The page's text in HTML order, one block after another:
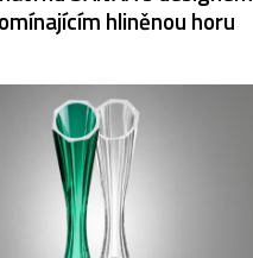
hliněnou horu